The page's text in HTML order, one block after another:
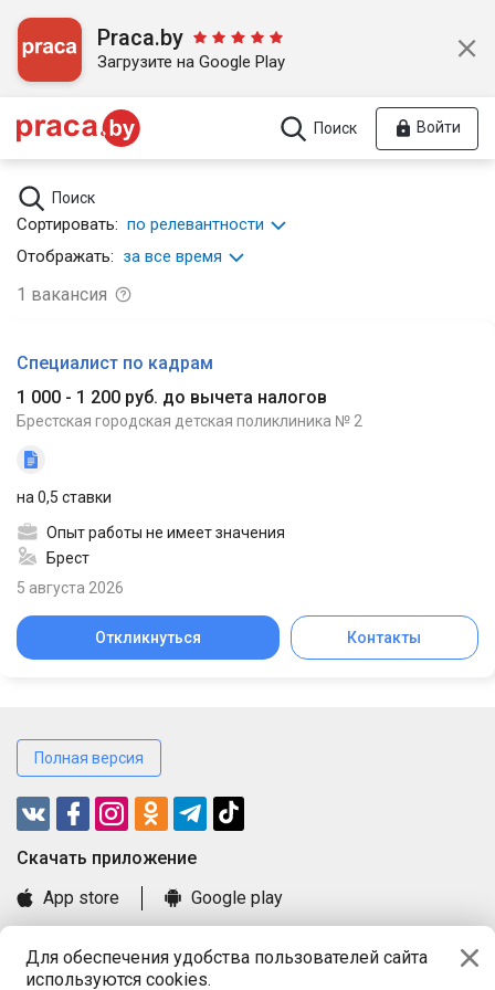
Для обеспечения удобства пользователей сайта
используются cookies.
Praca.by
Загрузите на Google Play
Поиск Войти
Поиск
Сортировать: по релевантности
Отображать: за все время
1 вакансия
Специалист по кадрам
1 000 - 1 200 руб. до вычета налогов
Брестская городская детская поликлиника № 2
на 0,5 ставки
Опыт работы не имеет значения
Брест
5 августа 2026
Откликнуться Контакты
Полная версия
Cкачать приложение
App store
Google play
Книга замечаний и предложений